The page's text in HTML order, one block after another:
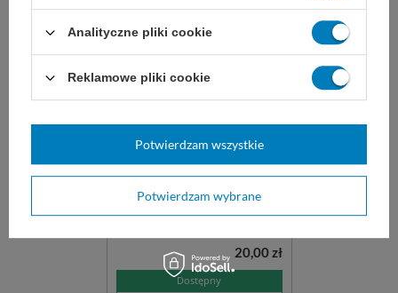
Luer, zielony tłok (100 szt.)
- Braun
Jednorazowa, 2. częściowa, bez
igły. Z blokadą tłoka. Zakończenie
stożkowe typu Luer.
Dostępny
20,00 zł
Analityczne pliki cookie
Reklamowe pliki cookie
Potwierdzam wybrane
Potwierdzam wszystkie